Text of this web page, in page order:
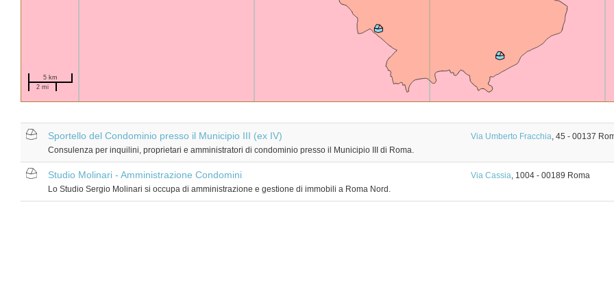
5 km
2 mi
Sportello del Condominio presso il Municipio III (ex IV) Via Umberto Fracchia, 45 - 00137
Consulenza per inquilini, proprietari e amministratori di condominio presso il Municipio III di Roma.
Studio Molinari - Amministrazione Condomini Via Cassia, 1004- 00189 Roma
Lo Studio Sergio Molinari si occupa di amministrazione e gestione di immobili a Roma Nord.